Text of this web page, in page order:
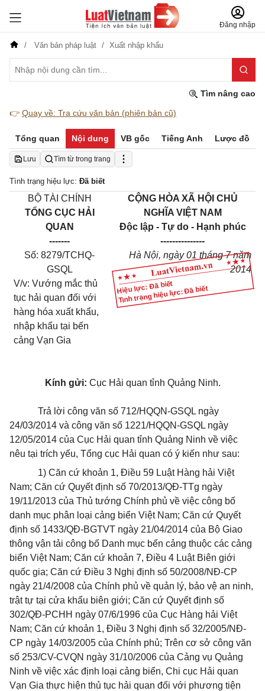
Đăng nhập
Văn bản pháp luật Xuất nhập khẩu
Tìm nâng cao
👉 Quay về: Tra cứu văn bản (phiên bản cũ)
Tổng quan Nội dung VB gốc Tiếng Anh Lược đồ
Lưu Tìm từ trong trang
Tình trạng hiệu lực: Đã biết
Hiệu lực: Đã biết
Tình trạng hiệu lực: Đã biết
BỘ TÀI CHÍNH
TỔNG CỤC HẢI
QUAN
-------
Số: 8279/TCHQ-
GSQL
V/v: Vướng mắc thủ
tục hải quan đối với
hàng hóa xuất khẩu,
nhập khẩu tại bến
cảng Vạn Gia
CỘNG HÒA XÃ HỘI CHỦ
NGHĨA VIỆT NAM
Độc lập - Tự do - Hạnh phúc
---------------
Hà Nội, ngày 01 tháng 7 năm
2014
Kính gửi: Cục Hải quan tỉnh Quảng Ninh.
Trả lời công văn số 712/HQQN-GSQL ngày
24/03/2014 và công văn số 1221/HQQN-GSQL ngày
12/05/2014 của Cục Hải quan tỉnh Quảng Ninh về việc
nêu tại trích yếu, Tổng cục Hải quan có ý kiến như sau:
1) Căn cứ khoản 1, Điều 59 Luật Hàng hải Việt
Nam; Căn cứ Quyết định số 70/2013/QĐ-TTg ngày
19/11/2013 của Thủ tướng Chính phủ về việc công bố
danh mục phân loại cảng biển Việt Nam; Căn cứ Quyết
định số 1433/QĐ-BGTVT ngày 21/04/2014 của Bộ Giao
thông vận tải công bố Danh mục bến cảng thuộc các cảng
biển Việt Nam; Căn cứ khoản 7, Điều 4 Luật Biên giới
quốc gia; Căn cứ Điều 3 Nghị định số 50/2008/NĐ-CP
ngày 21/4/2008 của Chính phủ về quản lý, bảo vệ an ninh,
trật tự tại cửa khẩu biên giới; Căn cứ Quyết định số
302/QĐ-PCHH ngày 07/6/1996 của Cục Hàng hải Việt
Nam; Căn cứ khoản 1, Điều 3 Nghị định số 32/2005/NĐ-
CP ngày 14/03/2005 của Chính phủ; Trên cơ sở công văn
số 253/CV-CVQN ngày 31/10/2006 của Cảng vụ Quảng
Ninh về việc xác định loại cảng biển, Chi cục Hải quan
Vạn Gia thực hiện thủ tục hải quan đối với phương tiện